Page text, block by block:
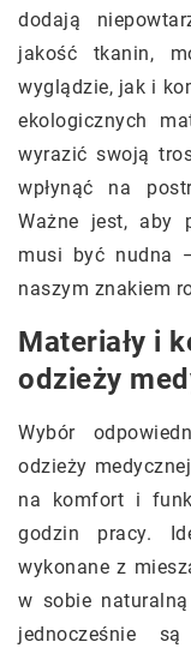
dodają
jakość tkanin,
wyglądzie, jak i
ekologicznych
wyrazić swoją
wpłynąć na
Ważne jest, aby
musi być nudna
naszym znakiem
Materiały i
odzieży
Wybór
odzieży
na komfort i
godzin pracy.
wykonane z
w sobie
jednocześnie